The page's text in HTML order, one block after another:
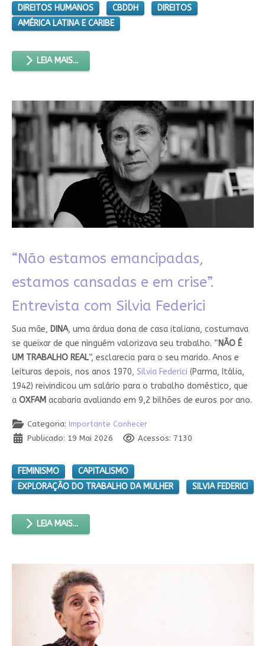
DIREITOS HUMANOS CBDDH
DIREITOS
AMÉRICA LATINA E CARIBE
LEIA MAIS...
“Não estamos emancipadas,
estamos cansadas e em crise”.
Entrevista com Silvia Federici
Sua mãe, DINA, uma árdua dona de casa italiana, costumava
se queixar de que ninguém valorizava seu trabalho. “NÃO É
UM TRABALHO REAL”, esclarecia para o seu marido. Anos e
leituras depois, nos anos 1970, Silvia Federici (Parma, Itália,
1942) reivindicou um salário para o trabalho doméstico, que
a OXFAM acabaria avaliando em 9,2 bilhões de euros por ano.
Categoria: Importante Conhecer
Publicado: 19 Mai 2026
Acessos: 7130
FEMINISMO
CAPITALISMO
EXPLORAÇÃO DO TRABALHO DA MULHER
SILVIA FEDERICI
LEIA MAIS...